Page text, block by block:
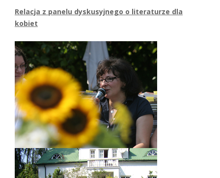
Relacja z panelu dyskusyjnego o literaturze dla
kobiet